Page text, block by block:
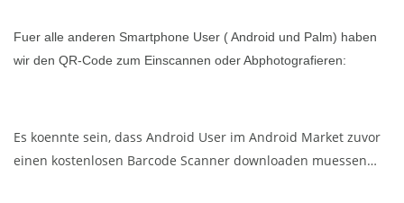
Fuer alle anderen Smartphone User ( Android und Palm) haben
wir den QR-Code zum Einscannen oder Abphotografieren:
Es koennte sein, dass Android User im Android Market zuvor
einen kostenlosen Barcode Scanner downloaden muessen…